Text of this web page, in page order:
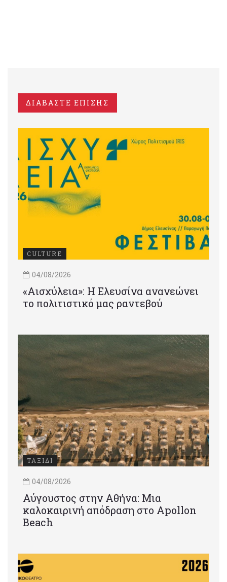
ΔΙΑΒΑΣΤΕ ΕΠΙΣΗΣ
CULTURE
04/08/2026
«Αισχύλεια»: Η Ελευσίνα ανανεώνει
το πολιτιστικό μας ραντεβού
ΤΑΞΙΔΙ
04/08/2026
Αύγουστος στην Αθήνα: Μια
καλοκαιρινή απόδραση στο Apollon
Beach